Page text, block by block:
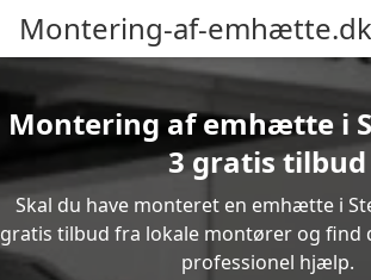
Montering-af-emhætte.dk
Montering af emhætte i
3 gratis tilbud
Skal du have monteret en emhætte i
gratis tilbud fra lokale montører og find
professionel hjælp.